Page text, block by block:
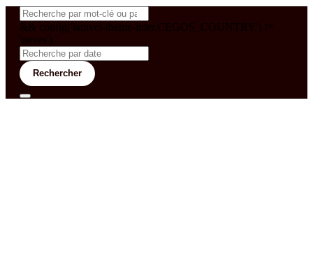
&& config('laravel-theme-inter.CEGOS_COUNTRY') !=
'neves')
Rechercher